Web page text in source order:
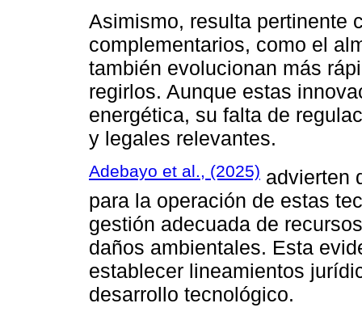
Asimismo, resulta pertinente
complementarios, como el
también evolucionan más
regirlos. Aunque estas
energética, su falta de
y legales relevantes.
Adebayo et al., (2025) advierten
para la operación de estas
gestión adecuada de
daños ambientales. Esta
establecer lineamientos
desarrollo tecnológico.